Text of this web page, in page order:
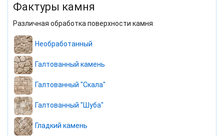
Фактуры камня
Различная обработка поверхности камня
Необработанный
Галтованный камень
Галтованный "Скала"
Галтованный "Шуба"
Гладкий камень